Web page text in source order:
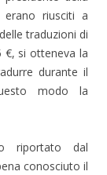
erano riusciti a
traduzioni di
€, si otteneva la
durante il
modo la
riportato dal
conosciuto il